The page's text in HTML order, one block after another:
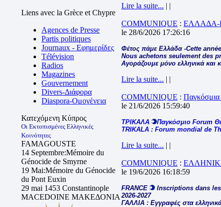
Liens avec la Grèce et Chypre
Agences de Presse
Partis politiques
Journaux - Εφημερίδες
Télévision
Radios
Magazines
Gouvernement
Divers-Διάφορα
Diaspora-Ομογένεια
Κατεχόμενη Κύπρος
Οι Εκτοπισμένες Ελληνικές
Κοινότητες
FAMAGOUSTE
14 Septembre:Mémoire du
Génocide de Smyrne
19 Mai:Mémoire du Génocide
du Pont Euxin
29 mai 1453 Constantinople
MACEDOINE ΜΑΚΕΔΟΝΙΑ
Lire la suite... | |
COMMUNIQUE :
le 28/6/2026 17:26:16
Φέτος πάμε Ελλάδα -Cette
Nous achetons seulement des
Αγοράζουμε μόνο ελληνικά και
Lire la suite... | |
COMMUNIQUE :
le 21/6/2026 15:59:40
ΤΡΙΚΑΛΑ
Παγκόσμιο Forum
TRIKALA : Forum mondial de
Lire la suite... | |
COMMUNIQUE :
le 19/6/2026 16:18:59
FRANCE
Inscriptions dans
2026-2027
ΓΑΛΛΙΑ : Εγγραφές στα